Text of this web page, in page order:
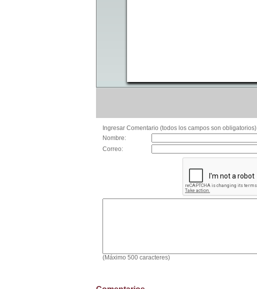
Ingresar Comentario (todos los campos son obligatorios)
Nombre:
Correo:
(Máximo 500 caracteres)